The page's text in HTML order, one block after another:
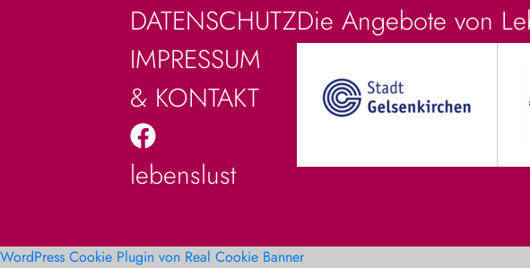
DATENSCHUTZ
IMPRESSUM
& KONTAKT
lebenslust
Die Angebote von
WordPress Cookie Plugin von Real Cookie Banner